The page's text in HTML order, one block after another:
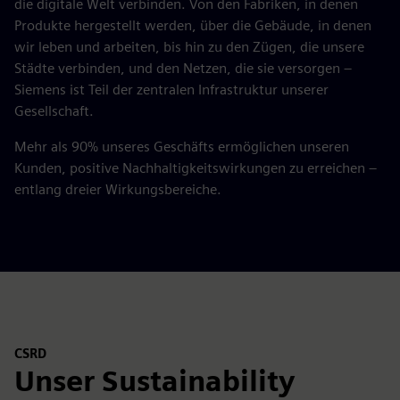
die digitale Welt verbinden. Von den Fabriken, in denen
Produkte hergestellt werden, über die Gebäude, in denen
wir leben und arbeiten, bis hin zu den Zügen, die unsere
Städte verbinden, und den Netzen, die sie versorgen –
Siemens ist Teil der zentralen Infrastruktur unserer
Gesellschaft.
Mehr als 90% unseres Geschäfts ermöglichen unseren
Kunden, positive Nachhaltigkeitswirkungen zu erreichen –
entlang dreier Wirkungsbereiche.
CSRD
Unser Sustainability